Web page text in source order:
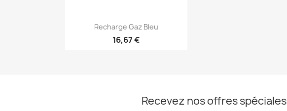
Aperçu rapide
Recharge Gaz Bleu
16,67 €
Recevez nos offres spéciales